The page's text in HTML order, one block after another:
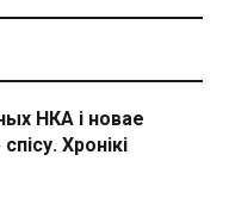
НКА і новае
Хронікі